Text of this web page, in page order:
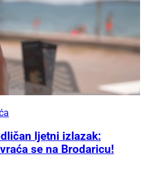
ljetni izlazak:
se na Brodaricu!